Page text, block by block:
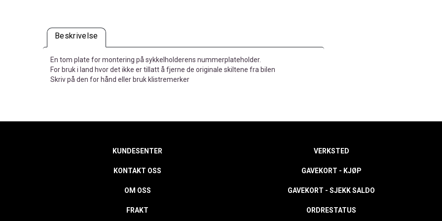
Beskrivelse
En tom plate for montering på sykkelholderens nummerplateholder.
For bruk i land hvor det ikke er tillatt å fjerne de originale skiltene fra bilen
Skriv på den for hånd eller bruk klistremerker
KUNDESENTER
KONTAKT OSS
OM OSS
FRAKT
VERKSTED
GAVEKORT - KJØP
GAVEKORT - SJEKK SALDO
ORDRESTATUS